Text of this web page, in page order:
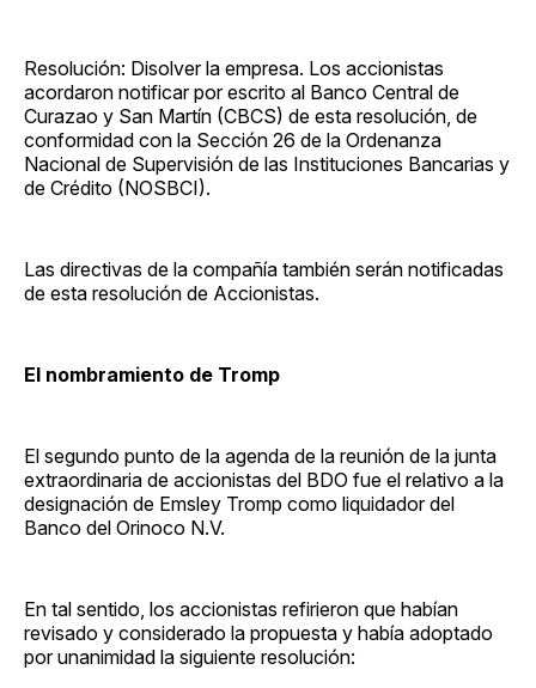
Resolución: Disolver la empresa. Los accionistas
acordaron notificar por escrito al Banco Central de
Curazao y San Martín (CBCS) de esta resolución, de
conformidad con la Sección 26 de la Ordenanza
Nacional de Supervisión de las Instituciones Bancarias y
de Crédito (NOSBCI).
Las directivas de la compañía también serán notificadas
de esta resolución de Accionistas.
El nombramiento de Tromp
El segundo punto de la agenda de la reunión de la junta
extraordinaria de accionistas del BDO fue el relativo a la
designación de Emsley Tromp como liquidador del
Banco del Orinoco N.V.
En tal sentido, los accionistas refirieron que habían
revisado y considerado la propuesta y había adoptado
por unanimidad la siguiente resolución: